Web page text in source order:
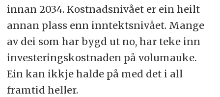
innan 2034. Kostnadsnivået er ein heilt
annan plass enn inntektsnivået. Mange
av dei som har bygd ut no, har teke inn
investeringskostnaden på volumauke.
Ein kan ikkje halde på med det i all
framtid heller.